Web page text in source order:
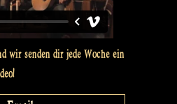
wir senden dir jede Woche ein